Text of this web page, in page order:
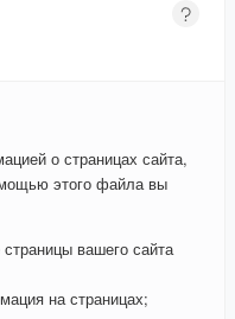
о страницах сайта,
этого файла вы
вашего сайта
на страницах;